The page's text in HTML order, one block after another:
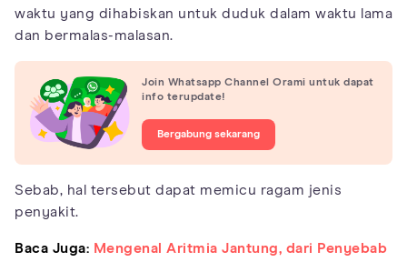
waktu yang dihabiskan untuk duduk dalam waktu lama
dan bermalas-malasan.
Join Whatsapp Channel Orami untuk dapat
info terupdate!
Bergabung sekarang
Sebab, hal tersebut dapat memicu ragam jenis
penyakit.
Baca Juga: Mengenal Aritmia Jantung, dari Penyebab